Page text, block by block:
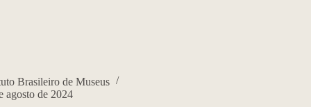
Brasileiro de Museus
agosto de 2024